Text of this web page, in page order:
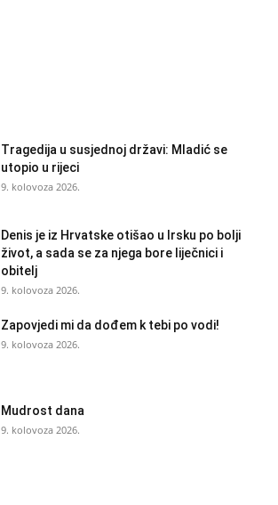
Tragedija u susjednoj državi: Mladić se
utopio u rijeci
9. kolovoza 2026.
Denis je iz Hrvatske otišao u Irsku po bolji
život, a sada se za njega bore liječnici i
obitelj
9. kolovoza 2026.
Zapovjedi mi da dođem k tebi po vodi!
9. kolovoza 2026.
Mudrost dana
9. kolovoza 2026.